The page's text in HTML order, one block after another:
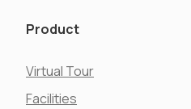
Product
Virtual Tour
Facilities